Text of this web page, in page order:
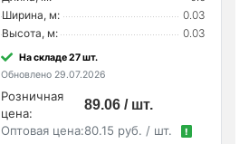
Ширина, м:
0.03
Высота, м:
0.03
На складе 27 шт.
Обновлено 29.07.2026
Розничная
цена:
89.06 / шт.
Оптовая цена:80.15 руб. / шт. !